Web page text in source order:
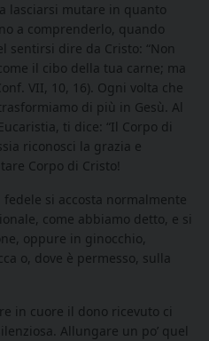
lasciarsi mutare in quanto
a comprenderlo, quando
sentirsi dire da Cristo: “Non
il cibo della tua carne; ma
VII, 10, 16). Ogni volta che
di più in Gesù. Al
ti dice: “Il Corpo di
riconosci la grazia e
Corpo di Cristo!
si accosta normalmente
come abbiamo detto, e si
oppure in ginocchio,
o, dove è permesso, sulla
in cuore il dono ricevuto ci
Allungare un po’ quel